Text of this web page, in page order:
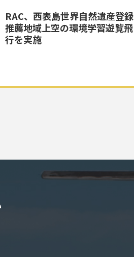
RAC、西表島世界自然遺産登録
推薦地域上空の環境学習遊覧飛
行を実施